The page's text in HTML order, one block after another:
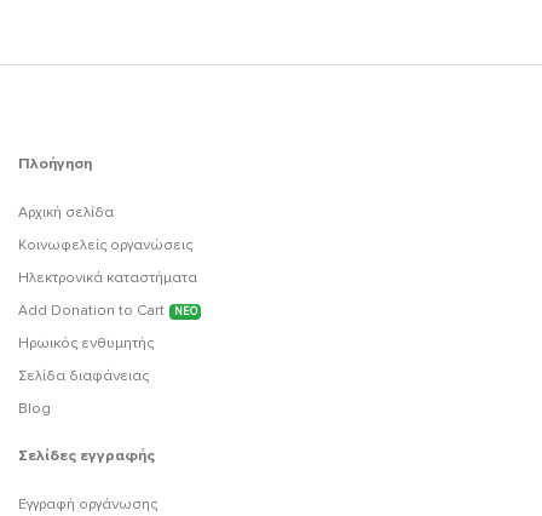
Πλοήγηση
Αρχική σελίδα
Κοινωφελείς οργανώσεις
Ηλεκτρονικά καταστήματα
Add Donation to Cart
ΝΕΟ
Ηρωικός ενθυμητής
Σελίδα διαφάνειας
Blog
Σελίδες εγγραφής
Εγγραφή οργάνωσης